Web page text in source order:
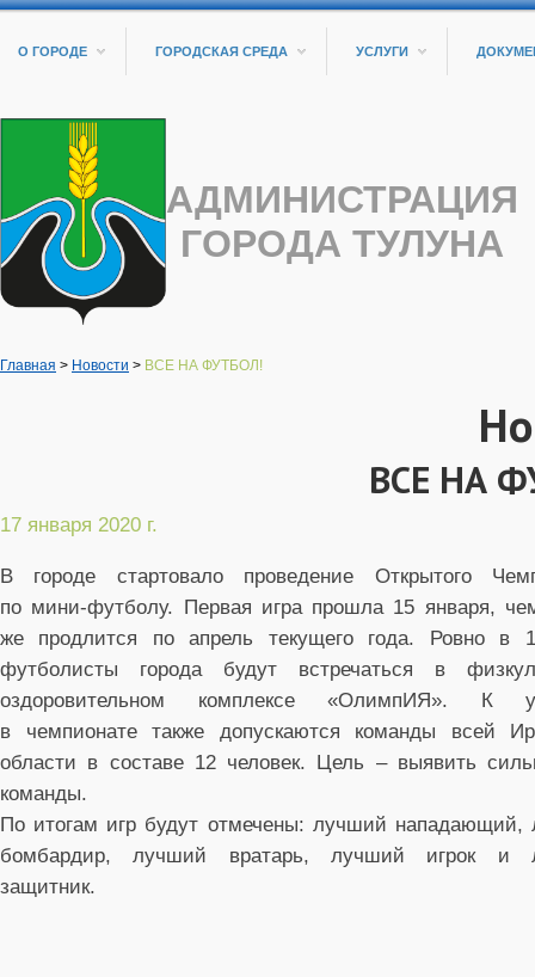
О ГОРОДЕ ГОРОДСКАЯ СРЕДА УСЛУГИ
АДМИНИСТРАЦИЯ
ГОРОДА ТУЛУНА
Главная > Новости > ВСЕ НА ФУТБОЛ!
ВСЕ НА
17 января 2020 г.
В городе стартовало проведение Открытого
по мини-футболу. Первая игра прошла 15 января,
же продлится по апрель текущего года. Ровно в
футболисты города будут встречаться в
оздоровительном комплексе «ОлимпИЯ». К
в чемпионате также допускаются команды всей
области в составе 12 человек. Цель – выявить
команды.
По итогам игр будут отмечены: лучший нападающий,
бомбардир, лучший вратарь, лучший игрок и
защитник.